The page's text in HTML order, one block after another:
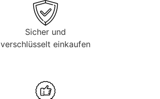
Sicher und
verschlüsselt einkaufen